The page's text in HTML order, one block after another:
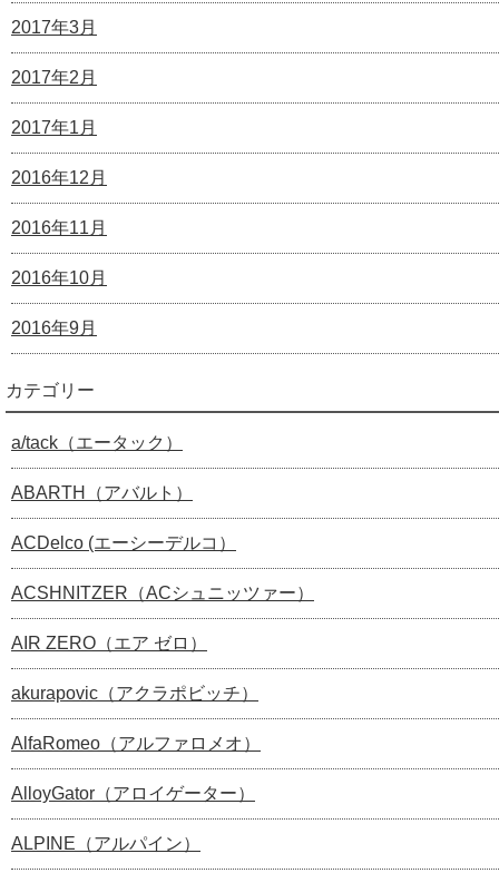
2017年3月
2017年2月
2017年1月
2016年12月
2016年11月
2016年10月
2016年9月
カテゴリー
a/tack（エータック）
ABARTH（アバルト）
ACDelco (エーシーデルコ）
ACSHNITZER（ACシュニッツァー）
AIR ZERO（エア ゼロ）
akurapovic（アクラポビッチ）
AlfaRomeo（アルファロメオ）
AlloyGator（アロイゲーター）
ALPINE（アルパイン）